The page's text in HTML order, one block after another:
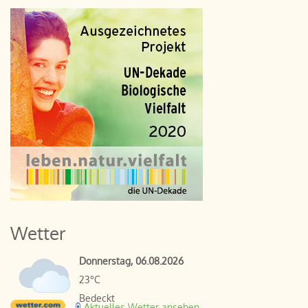
Wetter
Donnerstag, 06.08.2026
23°C
Bedeckt